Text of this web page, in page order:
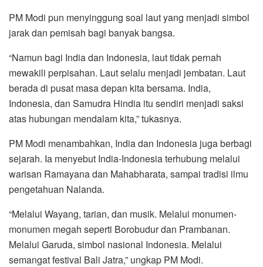
PM Modi pun menyinggung soal laut yang menjadi simbol
jarak dan pemisah bagi banyak bangsa.
“Namun bagi India dan Indonesia, laut tidak pernah
mewakili perpisahan. Laut selalu menjadi jembatan. Laut
berada di pusat masa depan kita bersama. India,
Indonesia, dan Samudra Hindia itu sendiri menjadi saksi
atas hubungan mendalam kita,” tukasnya.
PM Modi menambahkan, India dan Indonesia juga berbagi
sejarah. Ia menyebut India-Indonesia terhubung melalui
warisan Ramayana dan Mahabharata, sampai tradisi ilmu
pengetahuan Nalanda.
“Melalui Wayang, tarian, dan musik. Melalui monumen-
monumen megah seperti Borobudur dan Prambanan.
Melalui Garuda, simbol nasional Indonesia. Melalui
semangat festival Bali Jatra,” ungkap PM Modi.